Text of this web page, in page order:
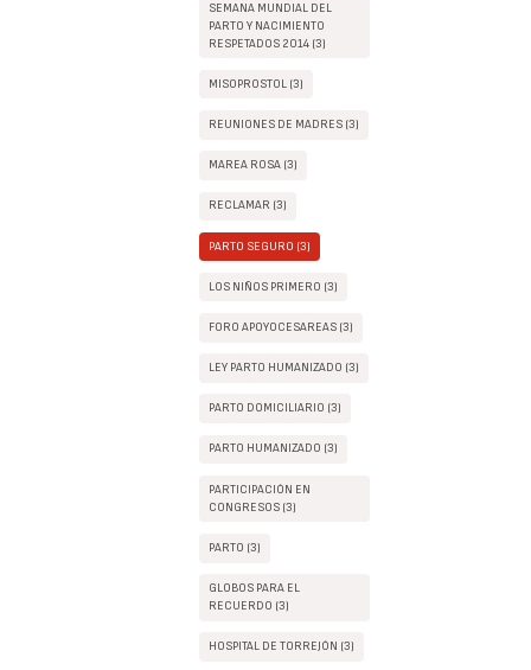
SEMANA MUNDIAL DEL
PARTO Y NACIMIENTO
RESPETADOS 2014 (3)
MISOPROSTOL (3)
REUNIONES DE MADRES (3)
MAREA ROSA (3)
RECLAMAR (3)
PARTO SEGURO (3)
LOS NIÑOS PRIMERO (3)
FORO APOYOCESAREAS (3)
LEY PARTO HUMANIZADO (3)
PARTO DOMICILIARIO (3)
PARTO HUMANIZADO (3)
PARTICIPACIÓN EN
CONGRESOS (3)
PARTO (3)
GLOBOS PARA EL
RECUERDO (3)
HOSPITAL DE TORREJÓN (3)